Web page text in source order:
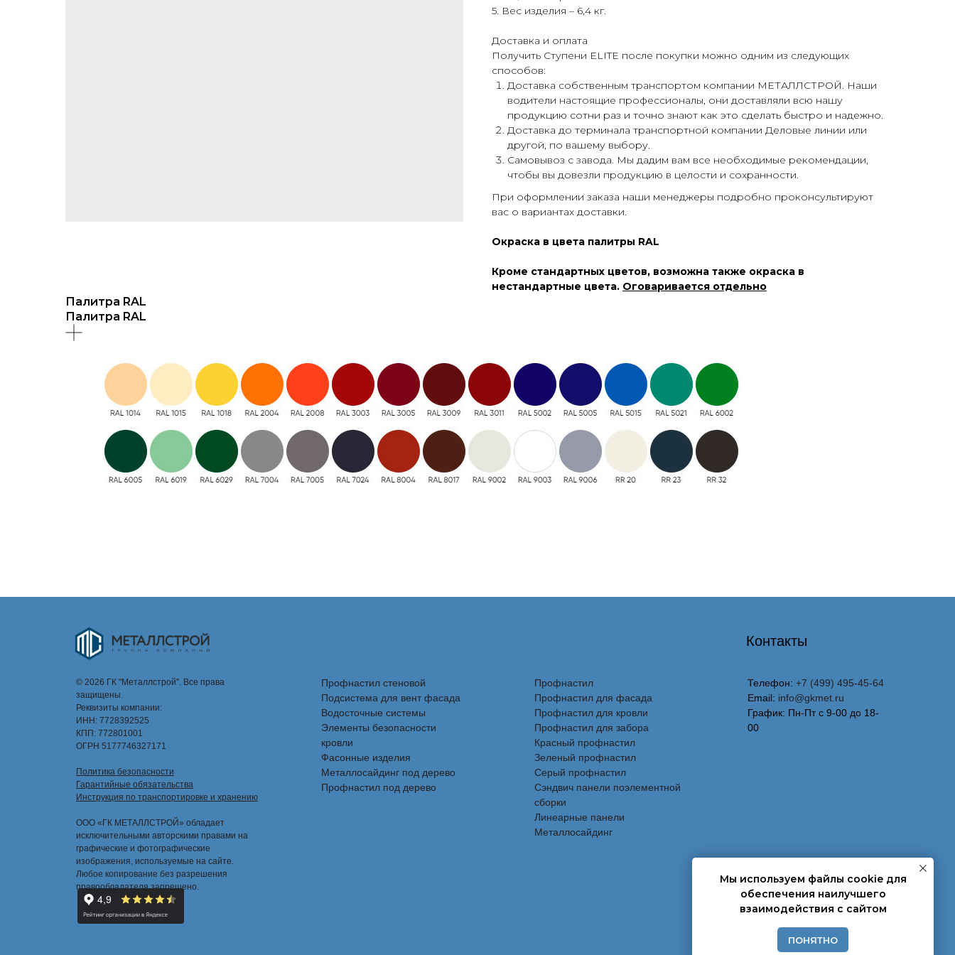
5. Вес изделия – 6,4 кг.
Доставка и оплата
Получить Ступени ELITE после покупки можно одним из следующих
способов:
Доставка собственным транспортом компании МЕТАЛЛСТРОЙ. Наши
водители настоящие профессионалы, они доставляли всю нашу
продукцию сотни раз и точно знают как это сделать быстро и надежно.
Доставка до терминала транспортной компании Деловые линии или
другой, по вашему выбору.
Самовывоз с завода. Мы дадим вам все необходимые рекомендации,
чтобы вы довезли продукцию в целости и сохранности.
При оформлении заказа наши менеджеры подробно проконсультируют
вас о вариантах доставки.
Окраска в цвета палитры RAL
Кроме стандартных цветов, возможна также окраска в
нестандартные цвета. Оговаривается отдельно
Палитра RAL
Палитра RAL
© 2026 ГК "Металлстрой". Все права
защищены.
Реквизиты компании:
ИНН: 7728392525
КПП: 772801001
ОГРН 5177746327171
Политика безопасности
Гарантийные обязательства
Инструкция по транспортировке и хранению
ООО «ГК МЕТАЛЛСТРОЙ» обладает
исключительными авторскими правами на
графические и фотографические
изображения, используемые на сайте.
Любое копирование без разрешения
правообладателя запрещено.
Профнастил стеновой
Подсистема для вент фасада
Водосточные системы
Элементы безопасности
кровли
Фасонные изделия
Металлосайдинг под дерево
Профнастил под дерево
Профнастил
Профнастил для фасада
Профнастил для кровли
Профнастил для забора
Красный профнастил
Зеленый профнастил
Серый профнастил
Сэндвич панели поэлементной
сборки
Линеарные панели
Металлосайдинг
Телефон: +7 (499) 495-45-64
Email: info@gkmet.ru
График: Пн-Пт с 9-00 до 18-
00
Контакты
Мы используем файлы cookie для
обеспечения наилучшего
взаимодействия с сайтом
ПОНЯТНО